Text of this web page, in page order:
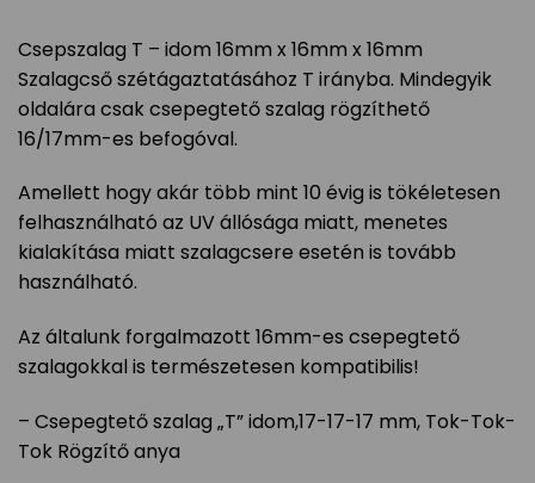
Csepszalag T – idom 16mm x 16mm x 16mm
Szalagcső szétágaztatásához T irányba. Mindegyik
oldalára csak csepegtető szalag rögzíthető
16/17mm-es befogóval.
Amellett hogy akár több mint 10 évig is tökéletesen
felhasználható az UV állósága miatt, menetes
kialakítása miatt szalagcsere esetén is tovább
használható.
Az általunk forgalmazott 16mm-es csepegtető
szalagokkal is természetesen kompatibilis!
– Csepegtető szalag „T” idom,17-17-17 mm, Tok-Tok-
Tok Rögzítő anya